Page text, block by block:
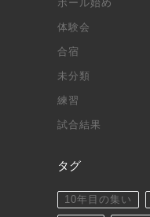
ボール始め
体験会
合宿
未分類
練習
試合結果
タグ
10年目の集い